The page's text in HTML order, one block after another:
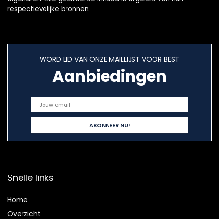
respectievelijke bronnen.
WORD LID VAN ONZE MAILLIJST VOOR BEST
Aanbiedingen
Snelle links
Home
Overzicht